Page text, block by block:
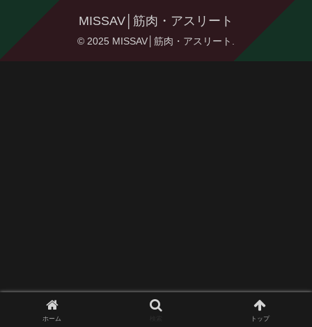
MISSAV│筋肉・アスリート
© 2025 MISSAV│筋肉・アスリート.
ホーム トップ